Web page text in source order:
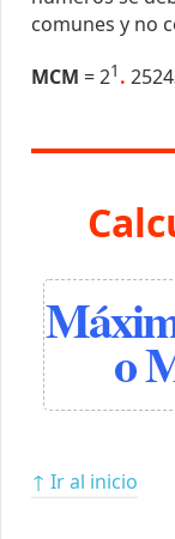
comunes y no
MCM = 21 .
o
↑ Ir al inicio